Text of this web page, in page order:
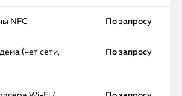
NFC По запросу
(нет сети,
По запросу